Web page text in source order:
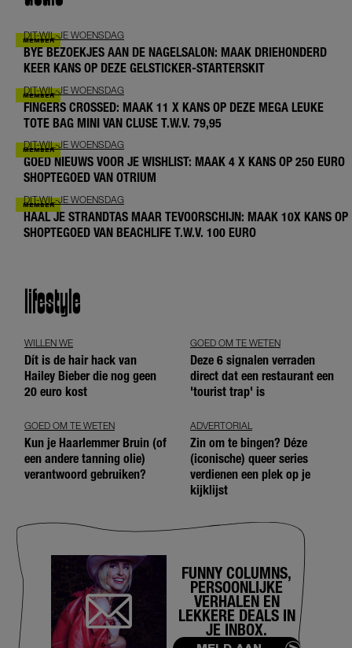
DIT-WIL-JE WOENSDAG
BYE BEZOEKJES AAN DE NAGELSALON: MAAK DRIEHONDERD
KEER KANS OP DEZE GELSTICKER-STARTERSKIT
DIT-WIL-JE WOENSDAG
FINGERS CROSSED: MAAK 11 X KANS OP DEZE MEGA LEUKE
TOTE BAG MINI VAN CLUSE T.W.V. 79,95
DIT-WIL-JE WOENSDAG
GOED NIEUWS VOOR JE WISHLIST: MAAK 4 X KANS OP 250 EURO
SHOPTEGOED VAN OTRIUM
DIT-WIL-JE WOENSDAG
HAAL JE STRANDTAS MAAR TEVOORSCHIJN: MAAK 10X KANS OP
SHOPTEGOED VAN BEACHLIFE T.W.V. 100 EURO
lifestyle
WILLEN WE
Dít is de hair hack van
Hailey Bieber die nog geen
20 euro kost
GOED OM TE WETEN
Deze 6 signalen verraden
direct dat een restaurant een
'tourist trap' is
GOED OM TE WETEN
Kun je Haarlemmer Bruin (of
een andere tanning olie)
verantwoord gebruiken?
ADVERTORIAL
Zin om te bingen? Déze
(iconische) queer series
verdienen een plek op je
kijklijst
FUNNY COLUMNS,
PERSOONLIJKE
VERHALEN EN
LEKKERE DEALS IN
JE INBOX.